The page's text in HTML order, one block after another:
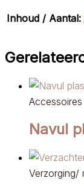
Inhoud / Aantal:
Accessoires
Navul
Verzorging/